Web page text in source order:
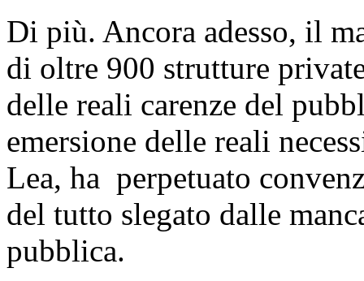
Di più. Ancora adesso, il
di oltre 900 strutture
delle reali carenze del
emersione delle reali
Lea, ha perpetuato
del tutto slegato dalle
pubblica.